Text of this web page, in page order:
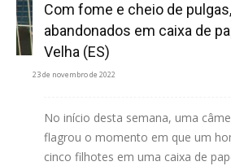
Com fome e cheio de
abandonados em caixa de
Velha (ES)
23 de novembro de 2022
No início desta semana, uma
flagrou o momento em que um
cinco filhotes em uma caixa de